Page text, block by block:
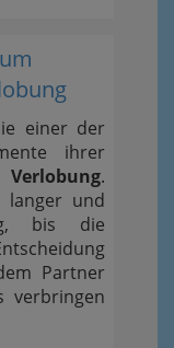
einer der
ihrer
.
langer und
bis die
Partner
verbringen